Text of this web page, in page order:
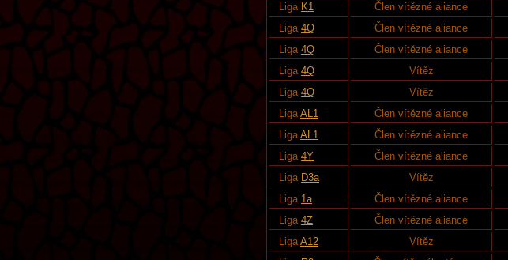
Liga K1 Člen vítězné aliance
Liga 4Q Člen vítězné aliance
Liga 4Q Člen vítězné aliance
Liga 4Q Vítěz
Liga 4Q Vítěz
LigaAL1 Člen vítězné aliance
LigaAL1 Člen vítězné aliance
Liga 4Y Člen vítězné aliance
Liga D3a Vítěz
Liga 1a Člen vítězné aliance
Liga 4Z Člen vítězné aliance
LigaA12 Vítěz